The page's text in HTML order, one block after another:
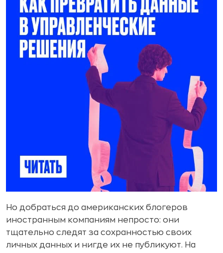
Но добраться до американских блогеров
иностранным компаниям непросто: они
тщательно следят за сохранностью своих
личных данных и нигде их не публикуют. На